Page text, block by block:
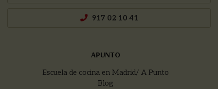
917 02 10 41
APUNTO
Escuela de cocina en Madrid/ A Punto
Blog